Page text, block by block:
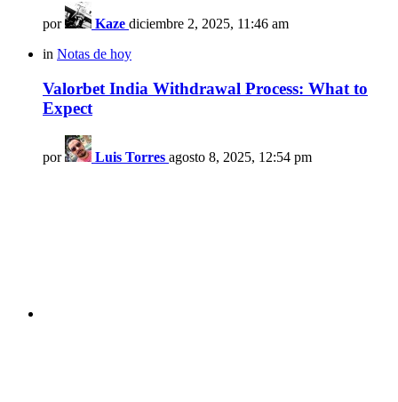
por Kaze diciembre 2, 2025, 11:46 am
in Notas de hoy
Valorbet India Withdrawal Process: What to
Expect
por Luis Torres agosto 8, 2025, 12:54 pm